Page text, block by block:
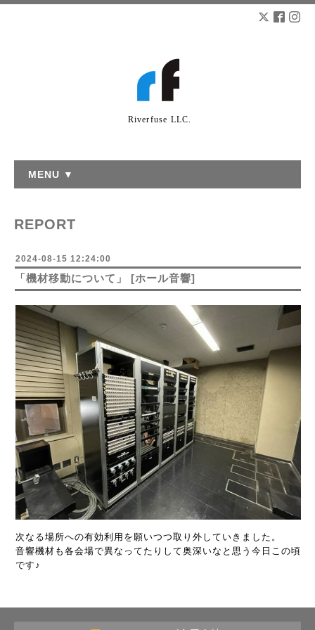
Riverfuse LLC.
MENU ▼
REPORT
2024-08-15 12:24:00
「機材移動について」 [ホール音響]
次なる場所への有効利用を願いつつ取り外していきました。
音響機材も各会場で異なってたりして奥深いなと思う今日この頃
です♪